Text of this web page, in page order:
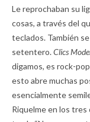
Le reprochaban su
cosas, a través del
teclados. También
setentero.Clics
digamos, es rock-
esto abre muchas
esencialmente
Riquelme en los tres